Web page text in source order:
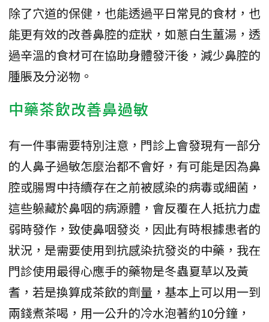
除了穴道的保健，也能透過平日常見的食材，也
能更有效的改善鼻腔的症狀，如蔥白生薑湯，透
過辛溫的食材可在協助身體發汗後，減少鼻腔的
腫脹及分泌物。
中藥茶飲改善鼻過敏
有一件事需要特別注意，門診上會發現有一部分
的人鼻子過敏怎麼治都不會好，有可能是因為鼻
腔或腸胃中持續存在之前被感染的病毒或細菌，
這些躲藏於鼻咽的病源體，會反覆在人抵抗力虛
弱時發作，致使鼻咽發炎，因此有時根據患者的
狀況，是需要使用到抗感染抗發炎的中藥，我在
門診使用最得心應手的藥物是冬蟲夏草以及黃
耆，若是換算成茶飲的劑量，基本上可以用一到
兩錢煮茶喝，用一公升的冷水泡著約10分鐘，